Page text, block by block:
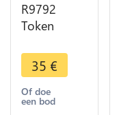
R9792
Token
Jeton de
Compte
Nuremberg
à la nef
35 €
Of doe
een bod